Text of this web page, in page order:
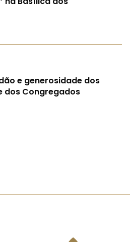
e generosidade dos
dos Congregados